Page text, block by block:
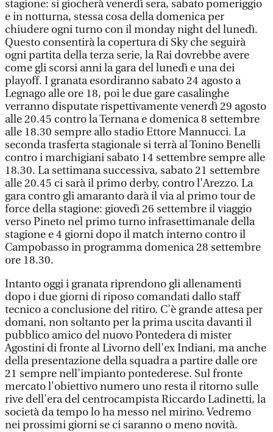
stagione: si giocherà venerdì sera, sabato pomeriggio
e in notturna, stessa cosa della domenica per
chiudere ogni turno con il monday night del lunedì.
Questo consentirà la copertura di Sky che seguirà
ogni partita della terza serie, la Rai dovrebbe avere
come gli scorsi anni la gara del lunedì e una dei
playoff. I granata esordiranno sabato 24 agosto a
Legnago alle ore 18, poi le due gare casalinghe
verranno disputate rispettivamente venerdì 29 agosto
alle 20.45 contro la Ternana e domenica 8 settembre
alle 18.30 sempre allo stadio Ettore Mannucci. La
seconda trasferta stagionale si terrà al Tonino Benelli
contro i marchigiani sabato 14 settembre sempre alle
18.30. La settimana successiva, sabato 21 settembre
alle 20.45 ci sarà il primo derby, contro l'Arezzo. La
gara contro gli amaranto darà il via al primo tour de
force della stagione: giovedì 26 settembre il viaggio
verso Pineto nel primo turno infrasettimanale della
stagione e 4 giorni dopo il match interno contro il
Campobasso in programma domenica 28 settembre
ore 18.30.
Intanto oggi i granata riprendono gli allenamenti
dopo i due giorni di riposo comandati dallo staff
tecnico a conclusione del ritiro. C'è grande attesa per
domani, non soltanto per la prima uscita davanti il
pubblico amico del nuovo Pontedera di mister
Agostini di fronte al Livorno dell'ex Indiani, ma anche
della presentazione della squadra a partire dalle ore
21 sempre nell'impianto pontederese. Sul fronte
mercato l'obiettivo numero uno resta il ritorno sulle
rive dell'era del centrocampista Riccardo Ladinetti, la
società da tempo lo ha messo nel mirino. Vedremo
nei prossimi giorni se ci saranno o meno novità.